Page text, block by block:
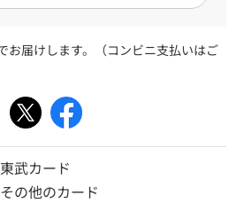
お届けします。（コンビニ支払いはご
東武カード
その他のカード